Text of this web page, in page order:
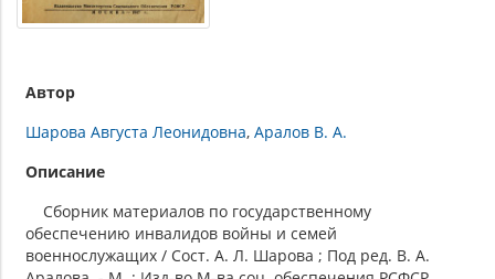
Автор
Шарова Августа Леонидовна Аралов В. А.
Описание
Сборник материалов по государственному
обеспечению инвалидов войны и семей
военнослужащих / Сост. А. Л. Шарова ; Под ред. В. А.